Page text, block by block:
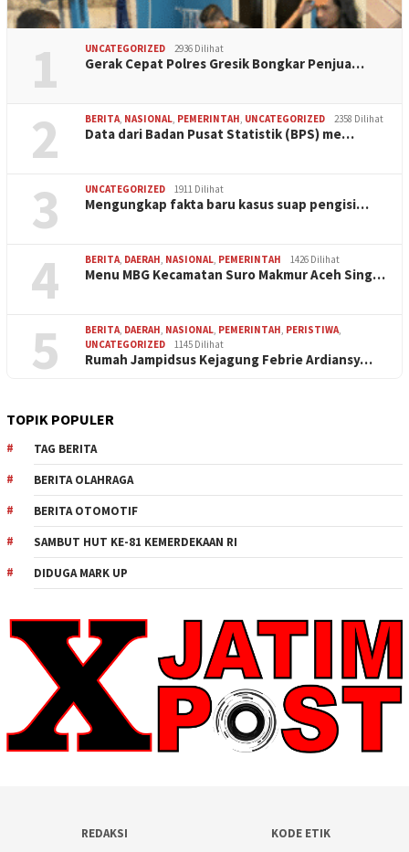
1 UNCATEGORIZED 2936 Dilihat
Gerak Cepat Polres Gresik Bongkar Penjua…
2 BERITA, NASIONAL, PEMERINTAH, UNCATEGORIZED 2358 Dilihat
Data dari Badan Pusat Statistik (BPS) me…
3 UNCATEGORIZED 1911 Dilihat
Mengungkap fakta baru kasus suap pengisi…
4 BERITA, DAERAH, NASIONAL, PEMERINTAH 1426 Dilihat
Menu MBG Kecamatan Suro Makmur Aceh Sing…
5 BERITA, DAERAH, NASIONAL, PEMERINTAH, PERISTIWA,
UNCATEGORIZED
1145 Dilihat
Rumah Jampidsus Kejagung Febrie Ardiansy…
TOPIK POPULER
TAG BERITA
BERITA OLAHRAGA
BERITA OTOMOTIF
SAMBUT HUT KE-81 KEMERDEKAAN RI
DIDUGA MARK UP
REDAKSI KODE ETIK